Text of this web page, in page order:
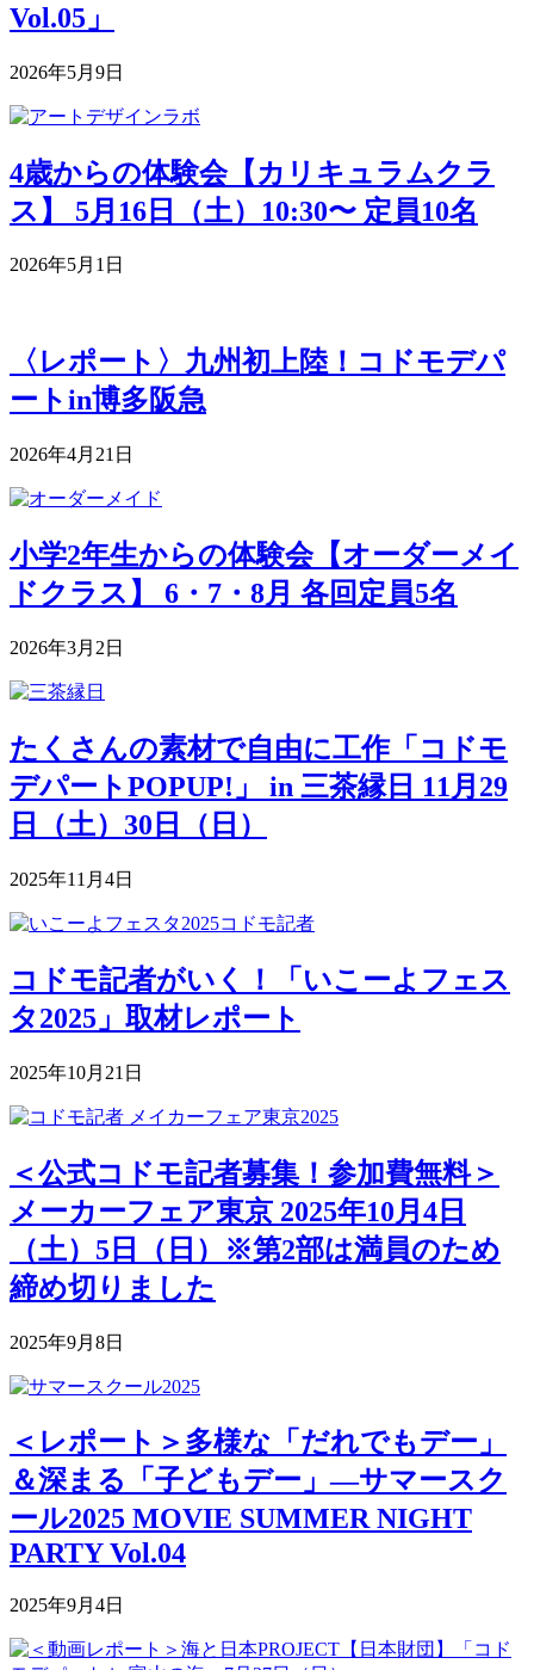
Vol.05」
2026年5月9日
4歳からの体験会【カリキュラムクラ
ス】 5月16日（土）10:30〜 定員10名
2026年5月1日
〈レポート〉九州初上陸！コドモデパ
ートin博多阪急
2026年4月21日
小学2年生からの体験会【オーダーメイ
ドクラス】 6・7・8月 各回定員5名
2026年3月2日
たくさんの素材で自由に工作「コドモ
デパートPOPUP!」 in 三茶縁日 11月29
日（土）30日（日）
2025年11月4日
コドモ記者がいく！「いこーよフェス
タ2025」取材レポート
2025年10月21日
＜公式コドモ記者募集！参加費無料＞
メーカーフェア東京 2025年10月4日
（土）5日（日）※第2部は満員のため
締め切りました
2025年9月8日
＜レポート＞多様な「だれでもデー」
＆深まる「子どもデー」―サマースク
ール2025 MOVIE SUMMER NIGHT
PARTY Vol.04
2025年9月4日